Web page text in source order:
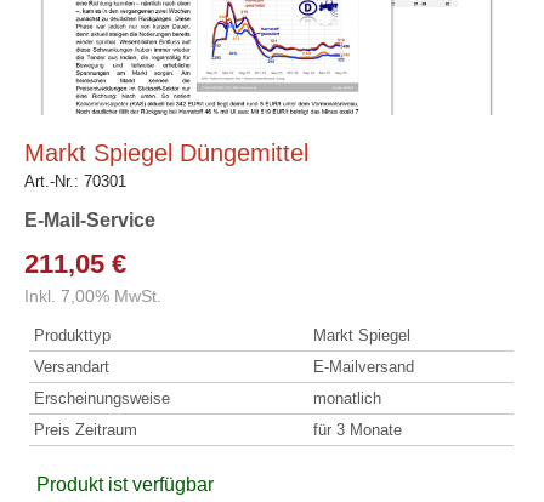
Markt Spiegel Düngemittel
Art.-Nr.: 70301
E-Mail-Service
211,05 €
Inkl. 7,00% MwSt.
Produkttyp
Markt Spiegel
Versandart
E-Mailversand
Erscheinungsweise
monatlich
Preis Zeitraum
für 3 Monate
Produkt ist verfügbar